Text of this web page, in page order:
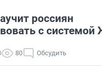
россиян
с
80 Обсудить